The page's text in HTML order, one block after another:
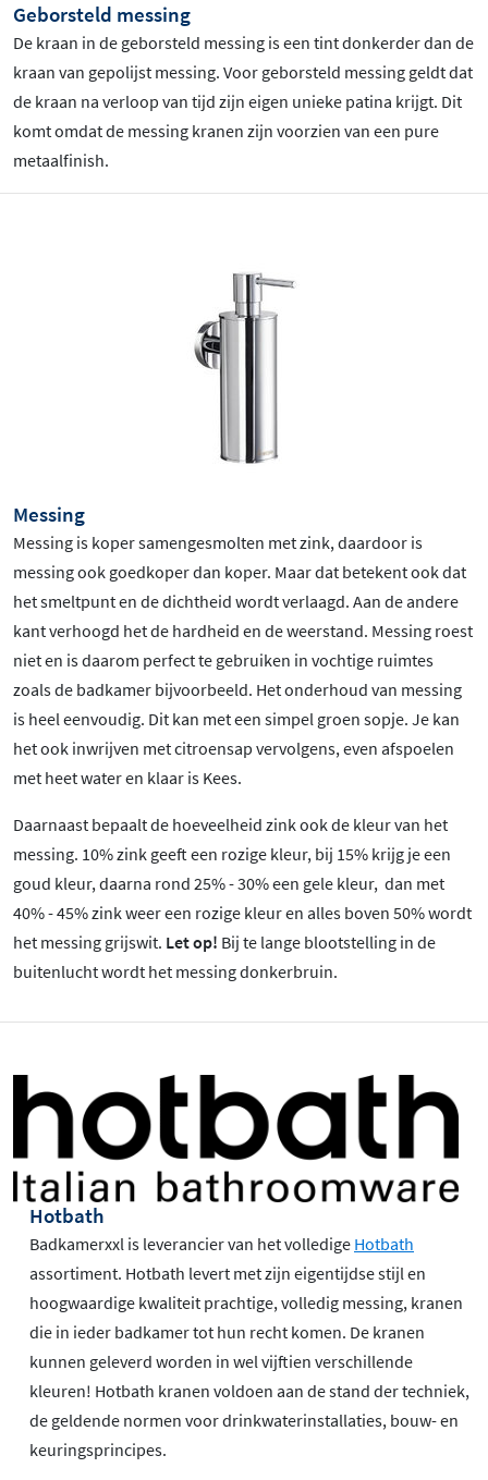
Geborsteld messing
De kraan in de geborsteld messing is een tint donkerder dan de
kraan van gepolijst messing. Voor geborsteld messing geldt dat
de kraan na verloop van tijd zijn eigen unieke patina krijgt. Dit
komt omdat de messing kranen zijn voorzien van een pure
metaalfinish.
Messing
Messing is koper samengesmolten met zink, daardoor is
messing ook goedkoper dan koper. Maar dat betekent ook dat
het smeltpunt en de dichtheid wordt verlaagd. Aan de andere
kant verhoogd het de hardheid en de weerstand. Messing roest
niet en is daarom perfect te gebruiken in vochtige ruimtes
zoals de badkamer bijvoorbeeld. Het onderhoud van messing
is heel eenvoudig. Dit kan met een simpel groen sopje. Je kan
het ook inwrijven met citroensap vervolgens, even afspoelen
met heet water en klaar is Kees.
Daarnaast bepaalt de hoeveelheid zink ook de kleur van het
messing. 10% zink geeft een rozige kleur, bij 15% krijg je een
goud kleur, daarna rond 25% - 30% een gele kleur, dan met
40% - 45% zink weer een rozige kleur en alles boven 50% wordt
het messing grijswit. Let op! Bij te lange blootstelling in de
buitenlucht wordt het messing donkerbruin.
Hotbath
Badkamerxxl is leverancier van het volledige Hotbath
assortiment. Hotbath levert met zijn eigentijdse stijl en
hoogwaardige kwaliteit prachtige, volledig messing, kranen
die in ieder badkamer tot hun recht komen. De kranen
kunnen geleverd worden in wel vijftien verschillende
kleuren! Hotbath kranen voldoen aan de stand der techniek,
de geldende normen voor drinkwaterinstallaties, bouw- en
keuringsprincipes.